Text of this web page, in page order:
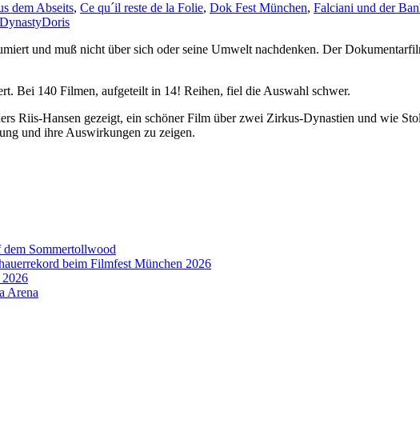
dem Abseits, Ce qu´il reste de la Folie, Dok Fest München, Falciani und der
Doris
und muß nicht über sich oder seine Umwelt nachdenken. Der
Bei 140 Filmen, aufgeteilt in 14! Reihen, fiel die Auswahl schwer.
Riis-Hansen gezeigt, ein schöner Film über zwei Zirkus-Dynastien und wie
und ihre Auswirkungen zu zeigen.
dem Sommertollwood
beim Filmfest München 2026
2026
Arena